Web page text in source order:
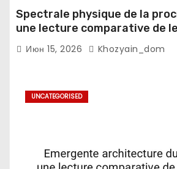
Spectrale physique de la
une lecture comparative de
numeriques et les
Июн 15, 2026 Khozyain_dom
UNCATEGORISED